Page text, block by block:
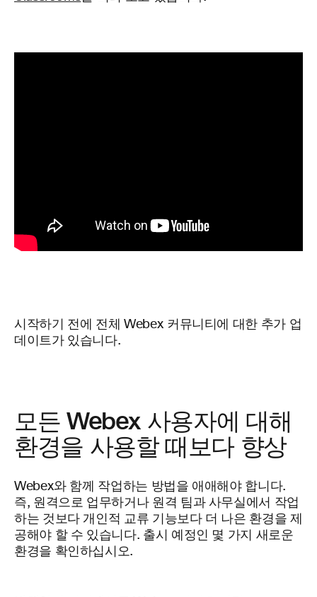
시작하기 전에 전체 Webex 커뮤니티에 대한 추가 업
데이트가 있습니다.
모든 Webex 사용자에 대해
환경을 사용할 때보다 향상
Webex와 함께 작업하는 방법을 애애해야 합니다.
즉, 원격으로 업무하거나 원격 팀과 사무실에서 작업
하는 것보다 개인적 교류 기능보다 더 나은 환경을 제
공해야 할 수 있습니다. 출시 예정인 몇 가지 새로운
환경을 확인하십시오.